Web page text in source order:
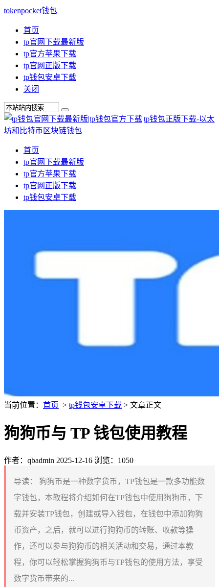
tokenpocket钱包
首页
tp官网下载最新版
tp官方苹果下载
tp官网正版下载
tp钱包安卓下载
关闭
首页
tp官网下载最新版
tp官方苹果下载
tp官网正版下载
tp钱包安卓下载
当前位置： 首页 > tp钱包安卓下载 > 文章正文
狗狗币与 TP 钱包使用教程
作者：qbadmin 2025-12-16 浏览：1050
导读：
狗狗币是一种数字货币，TP钱包是一款多功能数
字钱包，本教程将介绍如何在TP钱包中使用狗狗币，下
载并安装TP钱包，创建或导入钱包，在钱包中添加狗狗
币资产，之后，就可以进行狗狗币的转账、收款等操
作，还可以参与狗狗币的相关活动和交易，通过本教
程，你可以轻松掌握狗狗币与TP钱包的使用方法，享受
数字货币带来的...